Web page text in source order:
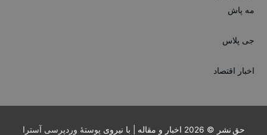
مه پاش
جی پلاس
اخبار اقتصاد
حق نشر © 2026 اخبار و مقاله | با نیروی پوستهٔ وردپرسی آسترا